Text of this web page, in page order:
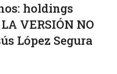
holdings
VERSIÓN NO
López Segura